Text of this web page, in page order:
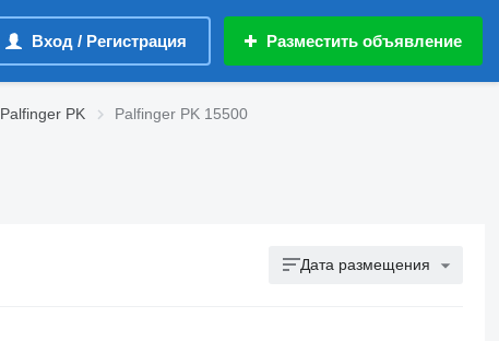
Вход / Регистрация Разместить объявление
Palfinger PK Palfinger PK 15500
Дата размещения